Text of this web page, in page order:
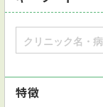
特徴